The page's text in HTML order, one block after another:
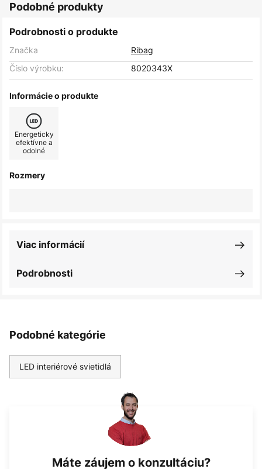
Podobné produkty
Podrobnosti o produkte
Značka
Ribag
Číslo výrobku:
8020343X
Informácie o produkte
Energeticky
efektívne a
odolné
Rozmery
Podrobnosti
Viac informácií
Podobné kategórie
LED interiérové svietidlá
Máte záujem o konzultáciu?